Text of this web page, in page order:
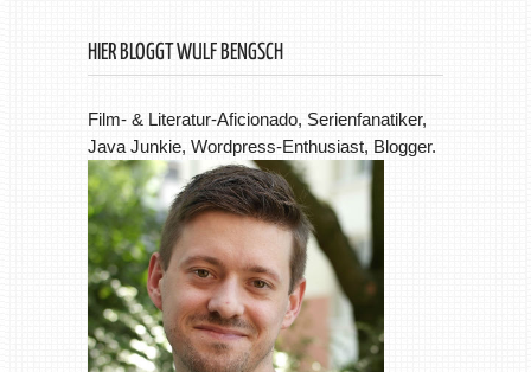
HIER BLOGGT WULF BENGSCH
Film- & Literatur-Aficionado, Serienfanatiker,
Java Junkie, Wordpress-Enthusiast, Blogger.